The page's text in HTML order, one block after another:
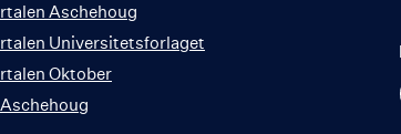
Aschehoug
Universitetsforlaget
Oktober